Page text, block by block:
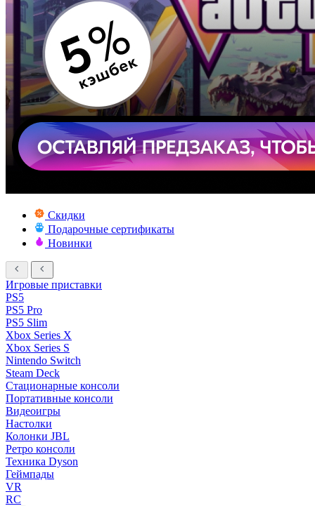
Скидки
Подарочные сертификаты
Новинки
Игровые приставки
PS5
PS5 Pro
PS5 Slim
Xbox Series X
Xbox Series S
Nintendo Switch
Steam Deck
Стационарные консоли
Портативные консоли
Видеоигры
Настолки
Колонки JBL
Ретро консоли
Техника Dyson
Геймпады
VR
RC